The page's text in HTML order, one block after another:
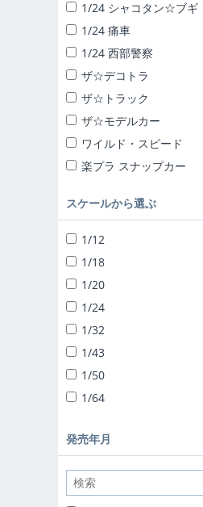
1/24 シャコタン☆ブギ
1/24 痛車
1/24 西部警察
ザ☆デコトラ
ザ☆トラック
ザ☆モデルカー
ワイルド・スピード
楽プラ スナップカー
ザ☆チューンドカー
ザ☆スナップキット
ザ☆スーパーカー
1/24 リバティーウォーク
ザ☆チューンドパーツ
ザ☆バイク
1/12 完成品バイク
1/32 トラック野郎
1/32 バリューデコトラ
ザ☆デコトラパーツ
1/64 ミニデコNEXT
1/24 移動販売
スケールから選ぶ
1/12
1/18
1/20
1/24
1/32
1/43
1/50
1/64
発売年月